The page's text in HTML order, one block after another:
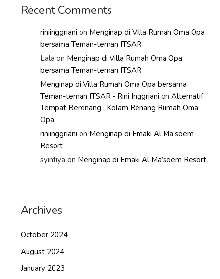
Recent Comments
riniinggriani on Menginap di Villa Rumah Oma Opa
bersama Teman-teman ITSAR
Lala on Menginap di Villa Rumah Oma Opa
bersama Teman-teman ITSAR
Menginap di Villa Rumah Oma Opa bersama
Teman-teman ITSAR - Rini Inggriani onAlternatif
Tempat Berenang : Kolam Renang Rumah Oma
Opa
riniinggriani on Menginap di Emaki Al Ma’soem
Resort
syintiya on Menginap di Emaki Al Ma’soem Resort
Archives
October 2024
August 2024
January 2023